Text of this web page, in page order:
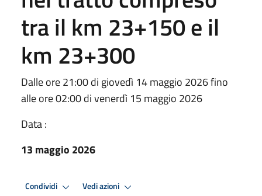
tra il km 23+150 e il
km 23+300
Dalle ore 21:00 di giovedì 14 maggio 2026 fino
alle ore 02:00 di venerdì 15 maggio 2026
Data :
13 maggio 2026
Condividi Vedi azioni